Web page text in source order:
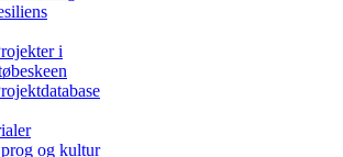
i
og kultur